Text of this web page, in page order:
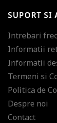
SUPORT SI
Intrebari
Informatii
Informatii
Termeni si
Politica de
Despre noi
Contact